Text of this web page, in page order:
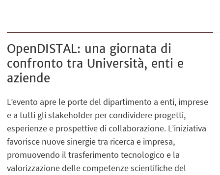
OpenDISTAL: una giornata di
confronto tra Università, enti e
aziende
L’evento apre le porte del dipartimento a enti, imprese
e a tutti gli stakeholder per condividere progetti,
esperienze e prospettive di collaborazione. L’iniziativa
favorisce nuove sinergie tra ricerca e impresa,
promuovendo il trasferimento tecnologico e la
valorizzazione delle competenze scientifiche del